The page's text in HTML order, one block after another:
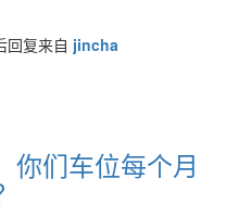
回复来自 jincha
你们车位每个月